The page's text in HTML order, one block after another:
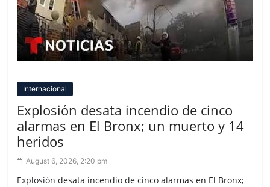
Internacional
Explosión desata incendio de cinco
alarmas en El Bronx; un muerto y 14
heridos
August 6, 2026, 2:20 pm
Explosión desata incendio de cinco alarmas en El Bronx;